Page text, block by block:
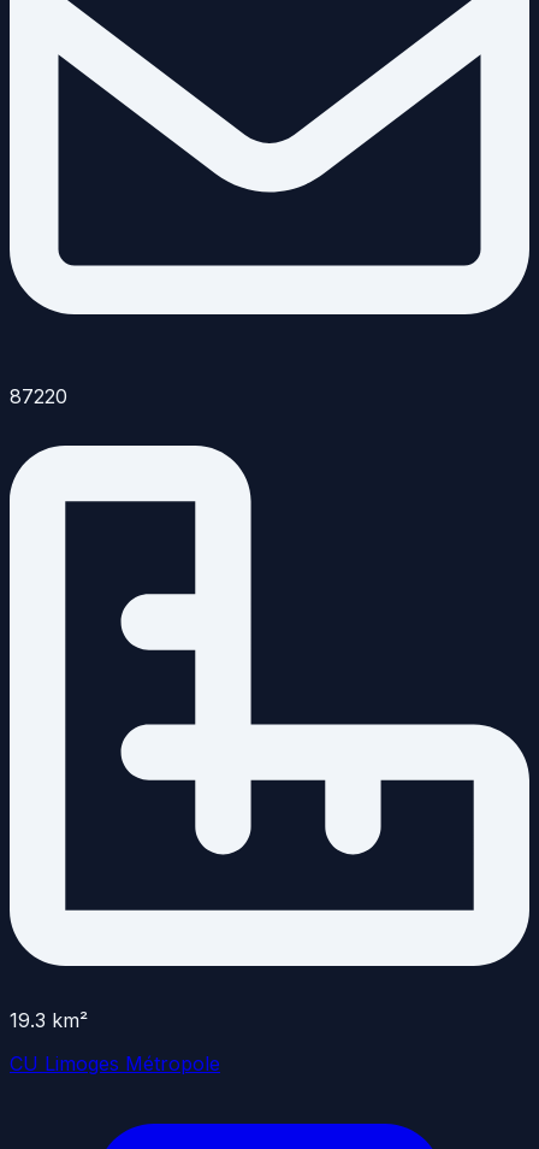
87220
19.3 km²
CU Limoges Métropole